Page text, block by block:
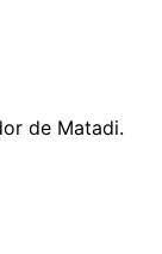
de Matadi.